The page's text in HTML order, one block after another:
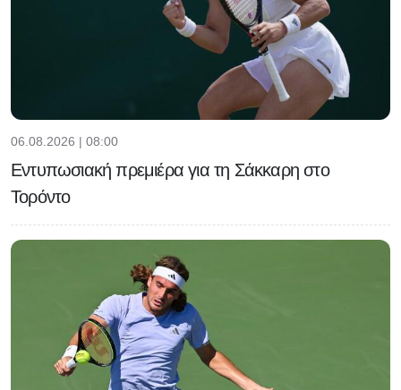
06.08.2026 | 08:00
Εντυπωσιακή πρεμιέρα για τη Σάκκαρη στο
Τορόντο